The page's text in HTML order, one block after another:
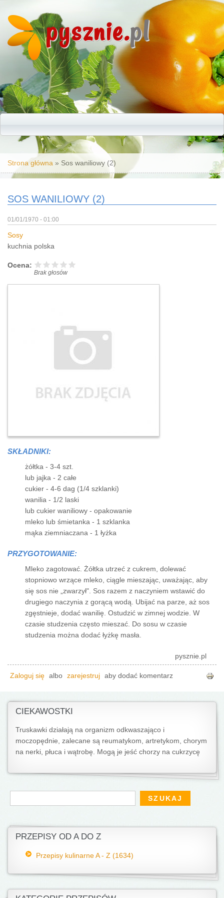
pysznie.pl
Jesteś tutaj
Strona główna » Sos waniliowy (2)
SOS WANILIOWY (2)
01/01/1970 - 01:00
Sosy
kuchnia polska
Ocena:
Brak głosów
SKŁADNIKI:
żółtka - 3-4 szt.
lub jajka - 2 całe
cukier - 4-6 dag (1/4 szklanki)
wanilia - 1/2 laski
lub cukier waniliowy - opakowanie
mleko lub śmietanka - 1 szklanka
mąka ziemniaczana - 1 łyżka
PRZYGOTOWANIE:
Mleko zagotować. Żółtka utrzeć z cukrem, dolewać
stopniowo wrzące mleko, ciągle mieszając, uważając, aby
się sos nie „zwarzył". Sos razem z naczyniem wstawić do
drugiego naczynia z gorącą wodą. Ubijać na parze, aż sos
zgęstnieje, dodać wanilię. Ostudzić w zimnej wodzie. W
czasie studzenia często mieszać. Do sosu w czasie
studzenia można dodać łyżkę masła.
pysznie.pl
Zaloguj się albo zarejestruj aby dodać komentarz
CIEKAWOSTKI
Truskawki działają na organizm odkwaszająco i
moczopędnie, zalecane są reumatykom, artretykom, chorym
na nerki, płuca i wątrobę. Mogą je jeść chorzy na cukrzycę
Formularz wyszukiwania
Szukaj
PRZEPISY OD A DO Z
Przepisy kulinarne A - Z (1634)